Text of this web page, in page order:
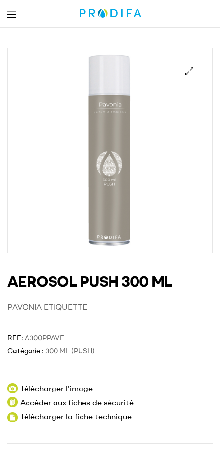
Prodifa
AEROSOL PUSH 300 ML
PAVONIA ETIQUETTE
REF: A300PPAVE
Catégorie : 300 ML (PUSH)
Télécharger l'image
Accéder aux fiches de sécurité
Télécharger la fiche technique